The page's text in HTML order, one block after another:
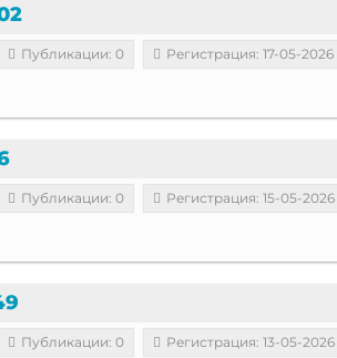
Публикации: 0 Регистрация: 17-05-2026
Публикации: 0 Регистрация: 15-05-2026
Публикации: 0 Регистрация: 13-05-2026